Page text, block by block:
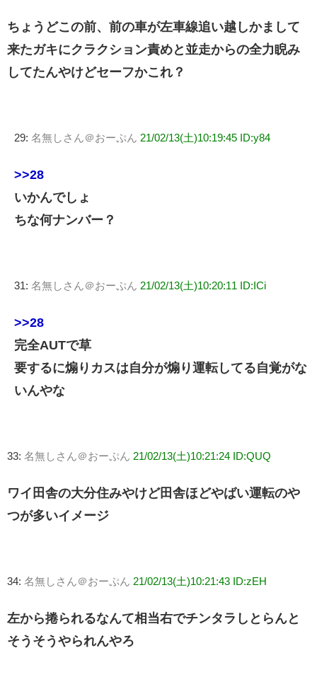
ちょうどこの前、前の車が左車線追い越しかまして
来たガキにクラクション責めと並走からの全力睨み
してたんやけどセーフかこれ？
29: 名無しさん＠おーぷん 21/02/13(土)10:19:45 ID:y84
>>28
いかんでしょ
ちな何ナンバー？
31: 名無しさん＠おーぷん 21/02/13(土)10:20:11 ID:ICi
>>28
完全AUTで草
要するに煽りカスは自分が煽り運転してる自覚がな
いんやな
33: 名無しさん＠おーぷん 21/02/13(土)10:21:24 ID:QUQ
ワイ田舎の大分住みやけど田舎ほどやばい運転のや
つが多いイメージ
34: 名無しさん＠おーぷん 21/02/13(土)10:21:43 ID:zEH
左から捲られるなんて相当右でチンタラしとらんと
そうそうやられんやろ